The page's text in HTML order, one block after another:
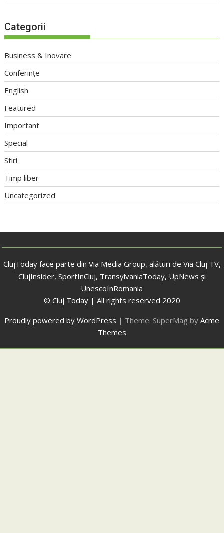
Categorii
Business & Inovare
Conferințe
English
Featured
Important
Special
Stiri
Timp liber
Uncategorized
ClujToday face parte din Via Media Group, alături de Via Cluj TV,
ClujInsider, SportInCluj, TransylvaniaToday, UpNews și
UnescoInRomania
© Cluj Today | All rights reserved 2020
Proudly powered by WordPress | Theme: SuperMag by Acme
Themes